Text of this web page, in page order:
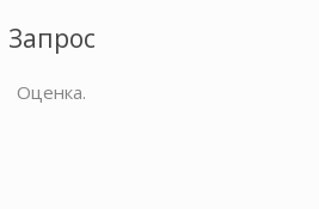
Запрос
Оценка.